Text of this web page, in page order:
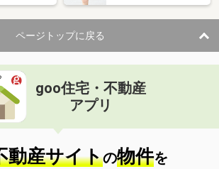
所
香川県三豊市山本町財田西
面積 50.78m²
取り
2LDK
下高瀬
格
所
香川県三豊市三野町下高瀬
面積 50.14m²
取り
2DK
ページトップに戻る
goo住宅・不動産
アプリ
動産サイトの物件を